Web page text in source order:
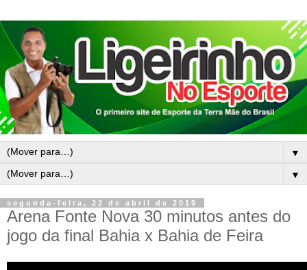
▼
▼
segunda-feira, 22 de abril de 2019
Arena Fonte Nova 30 minutos antes do
jogo da final Bahia x Bahia de Feira